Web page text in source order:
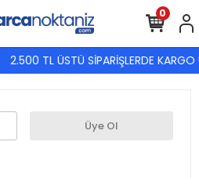
2.500 TL ÜSTÜ SİPARİŞLERDE KARGO
0
Üye Ol